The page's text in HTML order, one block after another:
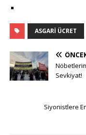
ASGARI ÜCRET
Sevkiyat!
Siyonistlere